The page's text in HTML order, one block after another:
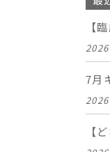
【
7月
【